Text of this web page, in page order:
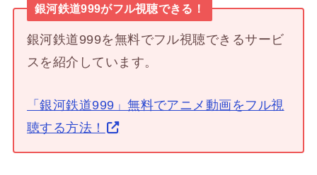
銀河鉄道999がフル視聴できる！
銀河鉄道999を無料でフル視聴できるサービ
スを紹介しています。
「銀河鉄道999」無料でアニメ動画をフル視
聴する方法！